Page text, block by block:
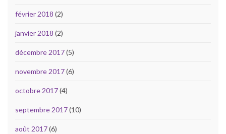
février 2018 (2)
janvier 2018 (2)
décembre 2017(5)
novembre 2017(6)
octobre 2017(4)
septembre 2017(10)
août 2017(6)